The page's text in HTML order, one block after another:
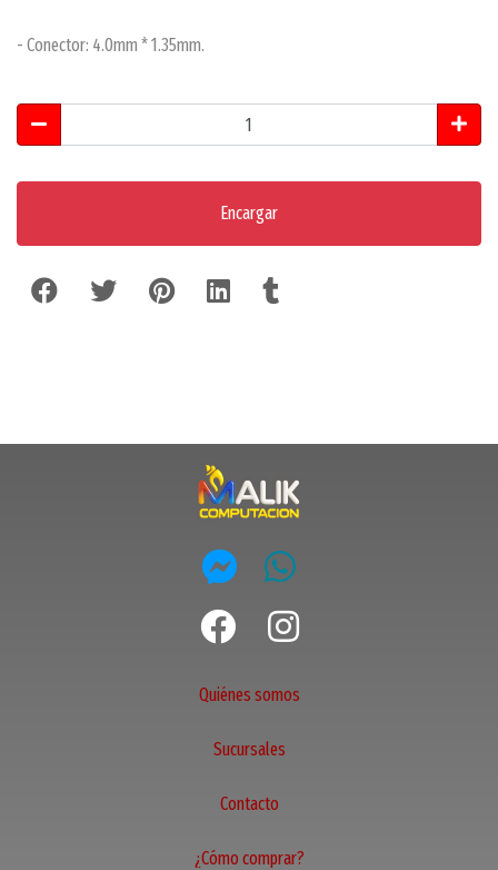
- Conector: 4.0mm * 1.35mm.
Encargar
Quiénes somos
Sucursales
Contacto
¿Cómo comprar?